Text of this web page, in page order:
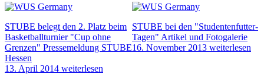
STUBE belegt den 2. Platz beim
Basketballturnier "Cup ohne
Grenzen" Pressemeldung STUBE
Hessen
13. April 2014 weiterlesen
STUBE bei den "Studentenfutter-
Tagen" Artikel und Fotogalerie
16. November 2013 weiterlesen